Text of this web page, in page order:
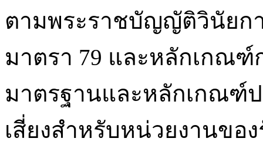
ตามพระราชบัญญัติวินัยกา
มาตรา 79 และหลักเกณฑ์
มาตรฐานและหลักเกณฑ์
เสี่ยงสำหรับหน่วยงานของ